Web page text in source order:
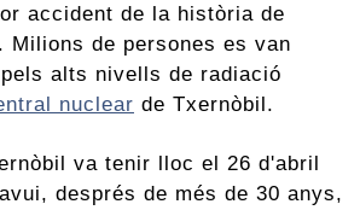
accident de la història de
Milions de persones es van
alts nivells de radiació
nuclear de Txernòbil.
va tenir lloc el 26 d'abril
després de més de 30 anys,